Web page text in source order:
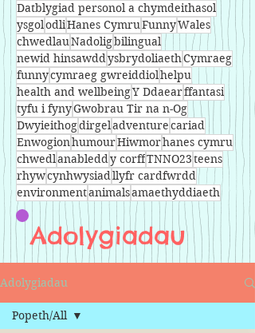
Datblygiad personol a chymdeithasol
ysgolodliHanes CymruFunnyWales
chwedlauNadoligbilingual
newid hinsawddysbrydoliaethCymraeg
funnycymraeg gwreiddiolhelpu
health and wellbeingY Ddaearffantasi
tyfu i fynyGwobrau Tir na n-Og
Dwyieithogdirgeladventurecariad
EnwogionhumourHiwmorhanes cymru
chwedlanableddy corffTNNO23teens
rhywcynhwysiadllyfr cardfwrdd
environmentanimalsamaethyddiaeth
Adolygiadau
Adolygiadau
Popeth/All